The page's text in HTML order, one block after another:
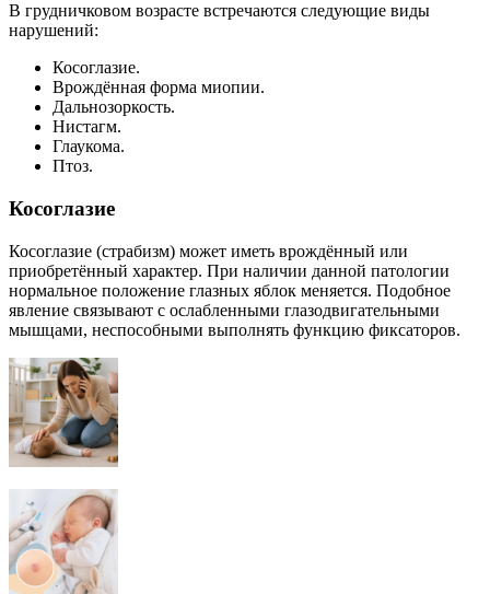
В грудничковом возрасте встречаются следующие виды
нарушений:
Косоглазие.
Врождённая форма миопии.
Дальнозоркость.
Нистагм.
Глаукома.
Птоз.
Косоглазие
Косоглазие (страбизм) может иметь врождённый или
приобретённый характер. При наличии данной патологии
нормальное положение глазных яблок меняется. Подобное
явление связывают с ослабленными глазодвигательными
мышцами, неспособными выполнять функцию фиксаторов.